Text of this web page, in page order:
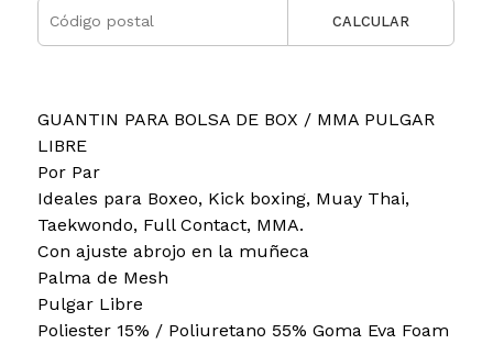
CALCULAR
GUANTIN PARA BOLSA DE BOX / MMA PULGAR
LIBRE
Por Par
Ideales para Boxeo, Kick boxing, Muay Thai,
Taekwondo, Full Contact, MMA.
Con ajuste abrojo en la muñeca
Palma de Mesh
Pulgar Libre
Poliester 15% / Poliuretano 55% Goma Eva Foam